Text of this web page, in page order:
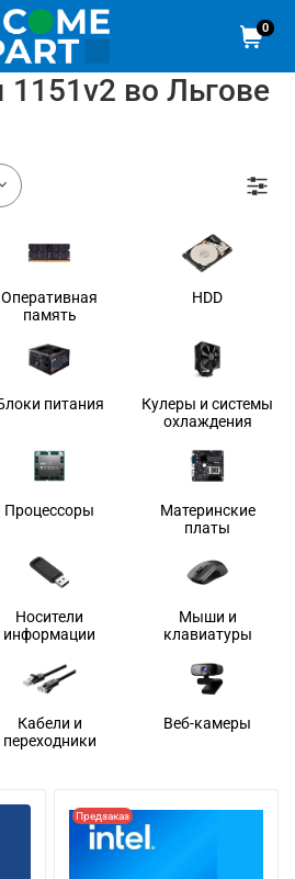
0
во Льгове
Оперативная
память
HDD
питания
Кулеры и системы
охлаждения
Процессоры
Материнские
платы
Носители
информации
Мыши и
клавиатуры
Кабели и
переходники
Веб-камеры
Предзаказ